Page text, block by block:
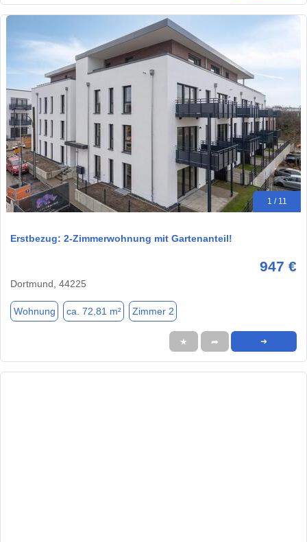
1 / 11
Erstbezug: 2-Zimmerwohnung mit Gartenanteil!
947 €
Dortmund, 44225
Wohnung ca. 72,81 m² Zimmer 2
★ ➦ ➜